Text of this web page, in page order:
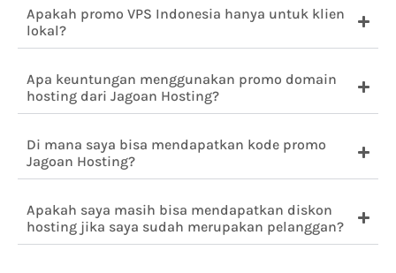
Apakah promo VPS Indonesia hanya untuk klien
lokal?
Apa keuntungan menggunakan promo domain
hosting dari Jagoan Hosting?
Di mana saya bisa mendapatkan kode promo
Jagoan Hosting?
Apakah saya masih bisa mendapatkan diskon
hosting jika saya sudah merupakan pelanggan?